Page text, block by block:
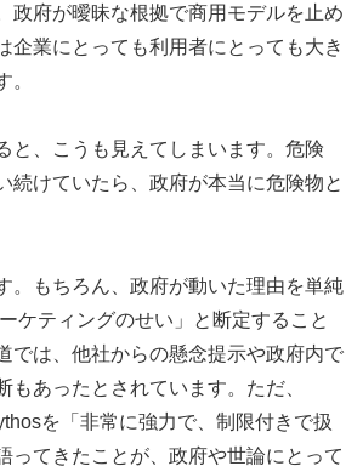
政府が曖昧な根拠で商用モデルを止め
企業にとっても利用者にとっても大き
。
と、こうも見えてしまいます。危険
続けていたら、政府が本当に危険物と
。もちろん、政府が動いた理由を単純
ケティングのせい」と断定すること
では、他社からの懸念提示や政府内で
もあったとされています。ただ、
を「非常に強力で、制限付きで扱
ってきたことが、政府や世論にとって